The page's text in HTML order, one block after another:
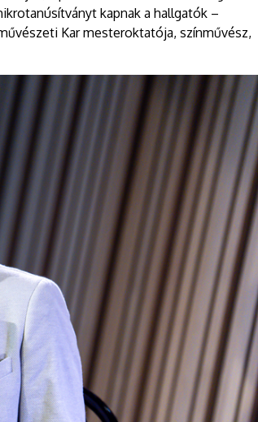
kapnak a hallgatók –
Kar mesteroktatója, színművész,